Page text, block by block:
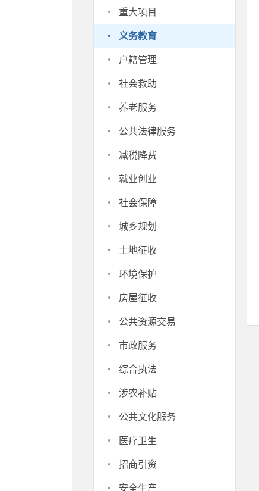
· 重大项目
· 义务教育
· 户籍管理
· 社会救助
· 养老服务
· 公共法律服务
· 减税降费
· 就业创业
· 社会保障
· 城乡规划
· 土地征收
· 环境保护
· 房屋征收
· 公共资源交易
· 市政服务
· 综合执法
· 涉农补贴
· 公共文化服务
· 医疗卫生
· 招商引资
安全生产